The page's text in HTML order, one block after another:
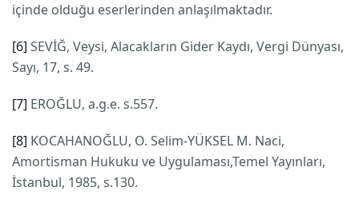
içinde olduğu eserlerinden anlaşılmaktadır.
[6] SEVİĞ, Veysi, Alacakların Gider Kaydı, Vergi Dünyası,
Sayı, 17, s. 49.
[7] EROĞLU, a.g.e. s.557.
[8] KOCAHANOĞLU, O. Selim-YÜKSEL M. Naci,
Amortisman Hukuku ve Uygulaması,Temel Yayınları,
İstanbul, 1985, s.130.